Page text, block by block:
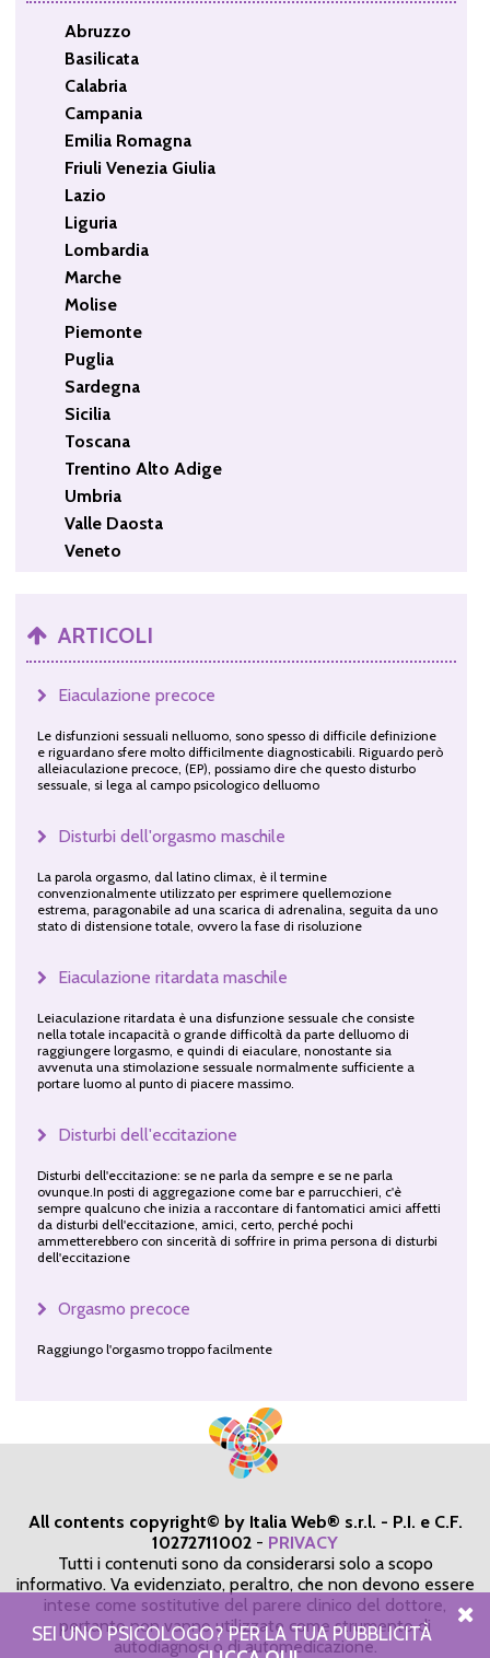
Abruzzo
Basilicata
Calabria
Campania
Emilia Romagna
Friuli Venezia Giulia
Lazio
Liguria
Lombardia
Marche
Molise
Piemonte
Puglia
Sardegna
Sicilia
Toscana
Trentino Alto Adige
Umbria
Valle Daosta
Veneto
ARTICOLI
Eiaculazione precoce
Le disfunzioni sessuali nelluomo, sono spesso di difficile definizione
e riguardano sfere molto difficilmente diagnosticabili. Riguardo però
alleiaculazione precoce, (EP), possiamo dire che questo disturbo
sessuale, si lega al campo psicologico delluomo
Disturbi dell'orgasmo maschile
La parola orgasmo, dal latino climax, è il termine
convenzionalmente utilizzato per esprimere quellemozione
estrema, paragonabile ad una scarica di adrenalina, seguita da uno
stato di distensione totale, ovvero la fase di risoluzione
Eiaculazione ritardata maschile
Leiaculazione ritardata è una disfunzione sessuale che consiste
nella totale incapacità o grande difficoltà da parte delluomo di
raggiungere lorgasmo, e quindi di eiaculare, nonostante sia
avvenuta una stimolazione sessuale normalmente sufficiente a
portare luomo al punto di piacere massimo.
Disturbi dell'eccitazione
Disturbi dell'eccitazione: se ne parla da sempre e se ne parla
ovunque.In posti di aggregazione come bar e parrucchieri, c'è
sempre qualcuno che inizia a raccontare di fantomatici amici affetti
da disturbi dell'eccitazione, amici, certo, perché pochi
ammetterebbero con sincerità di soffrire in prima persona di disturbi
dell'eccitazione
Orgasmo precoce
Raggiungo l'orgasmo troppo facilmente
All contents copyright© by Italia Web® s.r.l. - P.I. e C.F.
10272711002 - PRIVACY
Tutti i contenuti sono da considerarsi solo a scopo
informativo. Va evidenziato, peraltro, che non devono essere
intese come sostitutive del parere clinico del dottore,
pertanto non vanno utilizzate come strumento di
autodiagnosi o di automedicazione.
SEI UNO PSICOLOGO? PER LA TUA PUBBLICITÀ